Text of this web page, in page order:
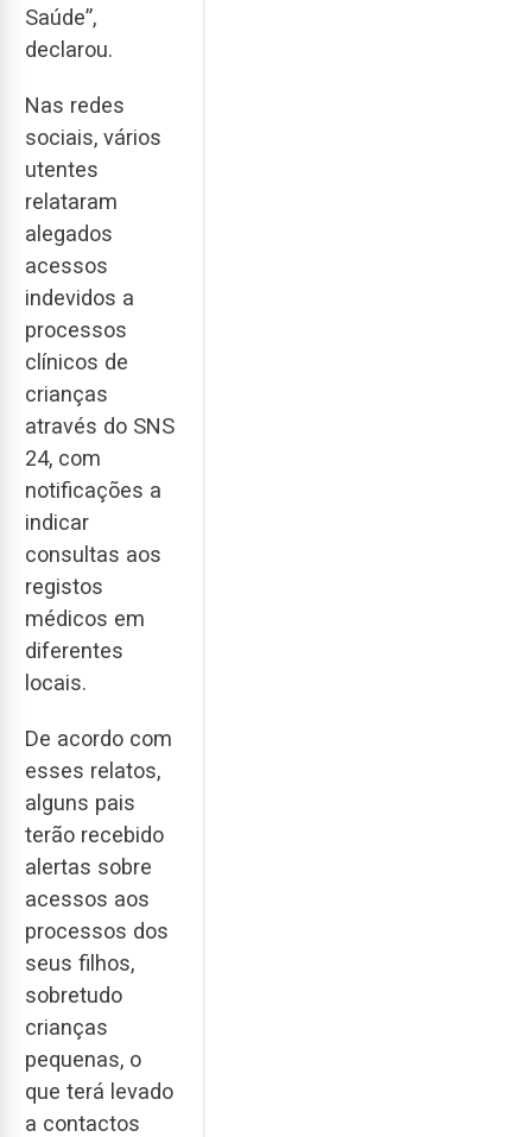
Saúde”,
declarou.
Nas redes
sociais, vários
utentes
relataram
alegados
acessos
indevidos a
processos
clínicos de
crianças
através do SNS
24, com
notificações a
indicar
consultas aos
registos
médicos em
diferentes
locais.
De acordo com
esses relatos,
alguns pais
terão recebido
alertas sobre
acessos aos
processos dos
seus filhos,
sobretudo
crianças
pequenas, o
que terá levado
a contactos